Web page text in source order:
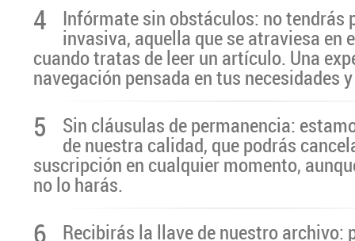
4 Infórmate sin obstáculos: no tendrás
invasiva, aquella que se atraviesa en
cuando tratas de leer un artículo. Una
navegación pensada en tus necesidades
5 Sin cláusulas de permanencia:
de nuestra calidad, que podrás
suscripción en cualquier momento,
no lo harás.
6 Recibirás la llave de nuestro archivo: